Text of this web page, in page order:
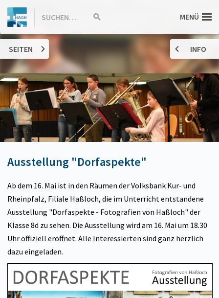
INHALT
Hannah-
Arendt-
Gymnasium
Haßloch
SUCHEN…
Suche
MENÜ
SEITEN
Ausstellung "Dorfaspekte"
Ab dem 16. Mai ist in den Räumen der Volksbank Kur- und
Rheinpfalz, Filiale Haßloch, die im Unterricht entstandene
Ausstellung "Dorfaspekte - Fotografien von Haßloch" der
Klasse 8d zu sehen. Die Ausstellung wird am 16. Mai um 18.30
Uhr offiziell eröffnet. Alle Interessierten sind ganz herzlich
dazu eingeladen.
INFO